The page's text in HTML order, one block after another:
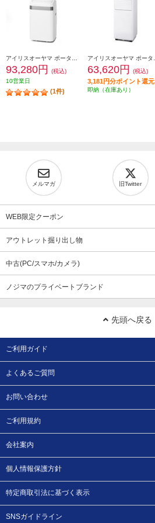
93,280円
(税込)
10営業日
(1件)
63,620円 (税込)
3,181円分ポイント還元
即納（在庫あり）
メルマガ 旧Twitter
WEB限定クーポン
アウトレット掘り出し物
中古(PC/スマホ/カメラ)
ノジマのプライベートブランド
先頭へ戻る
ご利用ガイド
よくあるご質問
お問い合わせ
ご利用規約
会社案内
個人情報保護方針
特定商取引法に基づく表示
SNSガイドライン